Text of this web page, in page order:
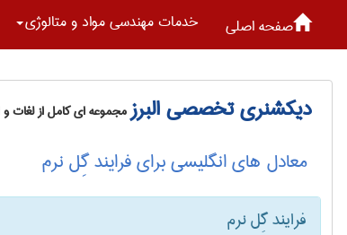
صفحه اصلی خدمات مهندسی مواد و متالوژی
دیکشنری تخصصی البرزمجموعه ای کامل از
معادل های انگلیسی برای فرایند گِل نرم
فرایند گِل نرم